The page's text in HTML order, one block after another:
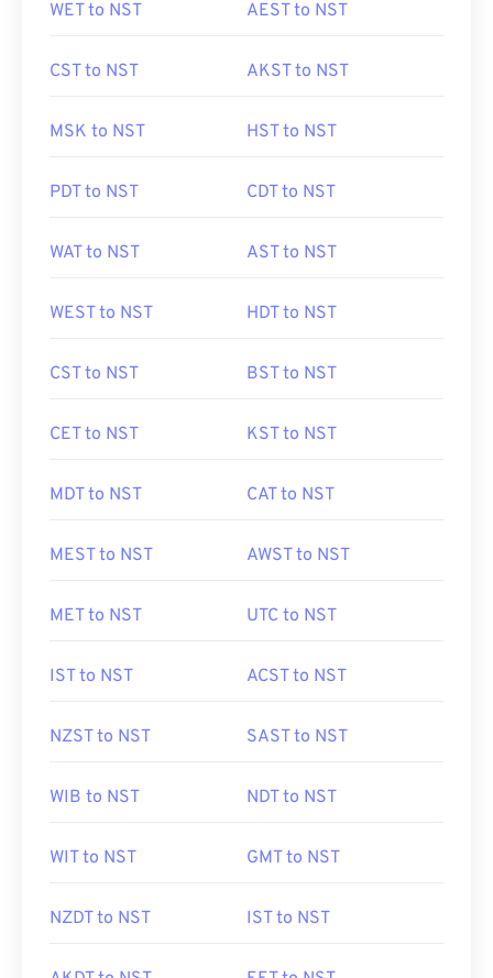
WET to NST AEST to NST
CST to NST AKST to NST
MSK to NST HST to NST
PDT to NST CDT to NST
WAT to NST AST to NST
WEST to NST HDT to NST
CST to NST BST to NST
CET to NST KST to NST
MDT to NST CAT to NST
MEST to NST AWST to NST
MET to NST UTC to NST
IST to NST ACST to NST
NZST to NST SAST to NST
WIB to NST NDT to NST
WIT to NST GMT to NST
NZDT to NST IST to NST